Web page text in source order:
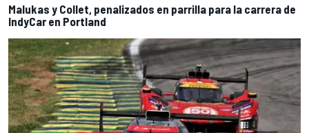
Malukas y Collet, penalizados en parrilla para la carrera de
IndyCar en Portland